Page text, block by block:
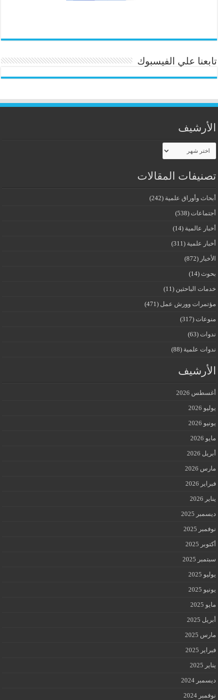
تابعنا علي الفيسبوك
الأرشيف
الأرشيف
تصنيفات المقالات
أبحاث وأوراق علمية (242)
أجتماعات (538)
أخبار عالمية (14)
أخبار علمية (311)
الأخبار (872)
بحوث (14)
خدمات الباحثين (11)
مؤتمرات وورش عمل (471)
منوعات (317)
ندوات (63)
ندوات علمية (88)
الأرشيف
أغسطس 2026
يوليو 2026
يونيو 2026
مايو 2026
أبريل 2026
مارس 2026
فبراير 2026
يناير 2026
ديسمبر 2025
نوفمبر 2025
أكتوبر 2025
سبتمبر 2025
يوليو 2025
يونيو 2025
مايو 2025
أبريل 2025
مارس 2025
فبراير 2025
يناير 2025
ديسمبر 2024
نوفمبر 2024